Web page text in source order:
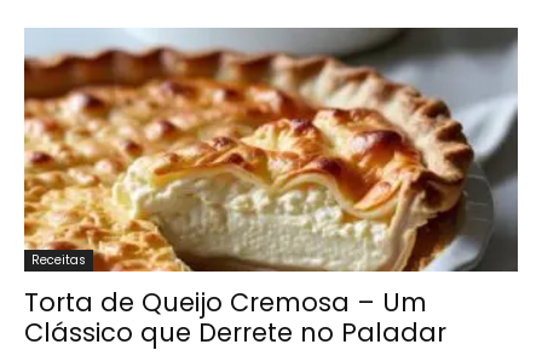
Receitas
Torta de Queijo Cremosa – Um
Clássico que Derrete no Paladar